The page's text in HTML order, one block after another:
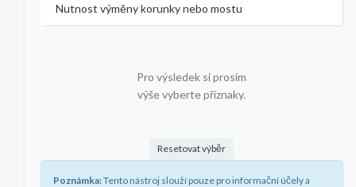
Nutnost výměny korunky nebo mostu
Pro výsledek si prosím
výše vyberte příznaky.
Resetovat výběr
Poznámka:Tento nástroj slouží pouze pro informační účely a